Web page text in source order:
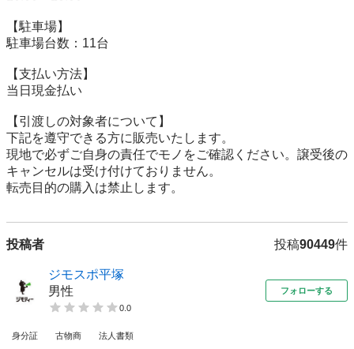
【駐⾞場】
駐車場台数：11台
【⽀払い⽅法】
当日現金払い
【引渡しの対象者について】
下記を遵守できる⽅に販売いたします。
現地で必ずご⾃⾝の責任でモノをご確認ください。譲受後の
キャンセルは受け付けておりません。
転売⽬的の購⼊は禁⽌します。
投稿者 投稿90449件
ジモスポ平塚
男性
0.0
フォローする
身分証 古物商 法人書類